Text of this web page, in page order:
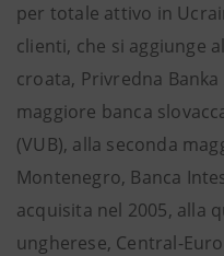
per totale attivo in
clienti, che si aggiunge
croata, Privredna Banka
maggiore banca
(VUB), alla seconda
Montenegro, Banca
acquisita nel 2005, alla
ungherese, Central-